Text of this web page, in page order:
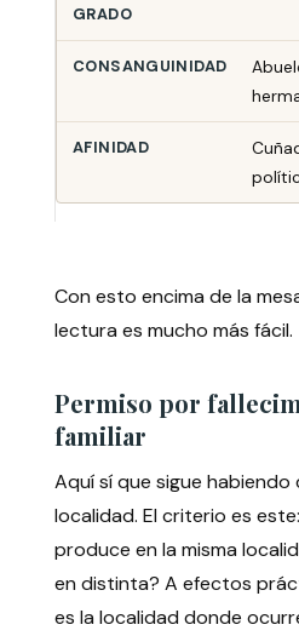
Con esto encima de la
lectura es mucho más fácil.
Permiso por
familiar
Aquí sí que sigue
localidad. El criterio es
produce en la misma
en distinta? A efectos
es la localidad donde